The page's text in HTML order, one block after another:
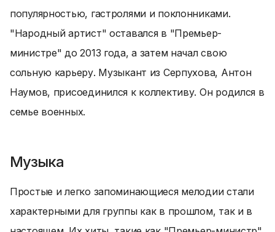
популярностью, гастролями и поклонниками.
"Народный артист" оставался в "Премьер-
министре" до 2013 года, а затем начал свою
сольную карьеру. Музыкант из Серпухова, Антон
Наумов, присоединился к коллективу. Он родился в
семье военных.
Музыка
Простые и легко запоминающиеся мелодии стали
характерными для группы как в прошлом, так и в